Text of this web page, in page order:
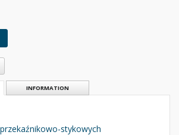
INFORMATION
stykowych